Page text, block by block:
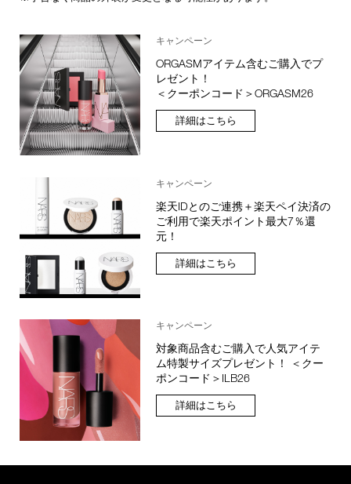
キャンペーン
ORGASMアイテム含むご購入でプ
レゼント！
＜クーポンコード＞ORGASM26
詳細はこちら
キャンペーン
楽天IDとのご連携＋楽天ペイ決済の
ご利用で楽天ポイント最大7％還
元！
詳細はこちら
キャンペーン
対象商品含むご購入で人気アイテ
ム特製サイズプレゼント！ ＜クー
ポンコード＞ILB26
詳細はこちら